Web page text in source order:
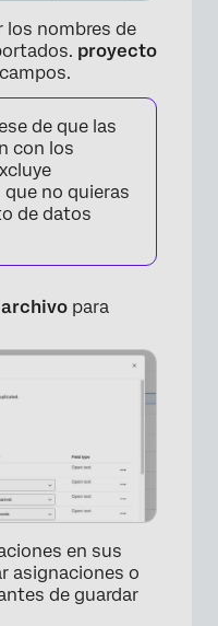
×
los nombres de
proyecto
campos.
de que las
con los
no quieras
de datos
para
en sus
asignaciones o
de guardar